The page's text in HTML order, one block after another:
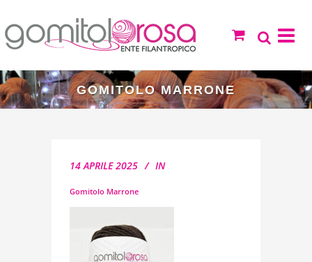
GOMITOLO MARRONE
14 APRILE 2025 IN
Gomitolo Marrone